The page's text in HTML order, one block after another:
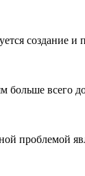
создание
всего
проблемой